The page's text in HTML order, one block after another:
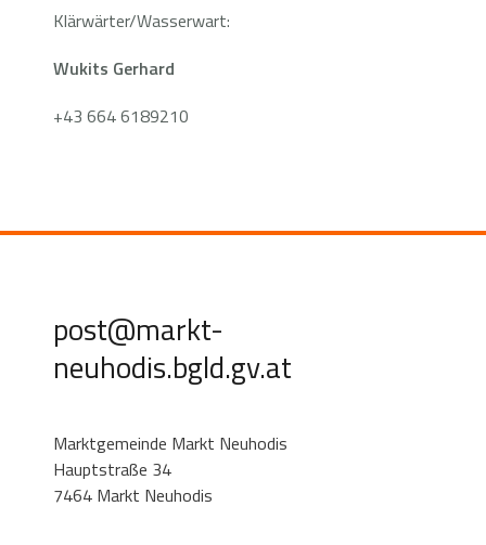
Klärwärter/Wasserwart:
Wukits Gerhard
+43 664 6189210
post@markt-
neuhodis.bgld.gv.at
Marktgemeinde Markt Neuhodis
Hauptstraße 34
7464 Markt Neuhodis